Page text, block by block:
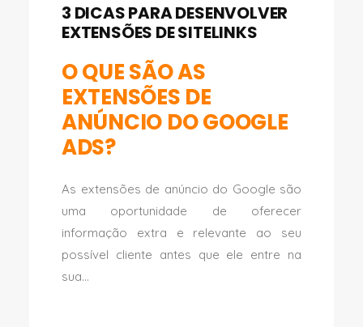
3 DICAS PARA DESENVOLVER
EXTENSÕES DE SITELINKS
O QUE SÃO AS
EXTENSÕES DE
ANÚNCIO DO GOOGLE
ADS?
As extensões de anúncio do Google são
uma oportunidade de oferecer
informação extra e relevante ao seu
possível cliente antes que ele entre na
sua...